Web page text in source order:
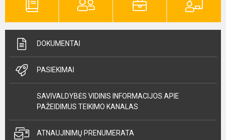
DOKUMENTAI
PASIEKIMAI
SAVIVALDYBĖS VIDINIS INFORMACIJOS APIE
PAŽEIDIMUS TEIKIMO KANALAS
ATNAUJINIMŲ PRENUMERATA